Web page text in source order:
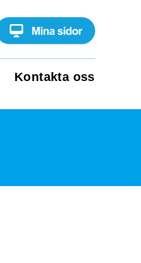
Kontakta oss